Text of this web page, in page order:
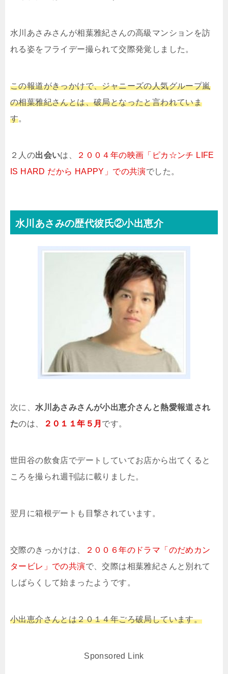
水川あさみさんが相葉雅紀さんの高級マンションを訪
れる姿をフライデー撮られて交際発覚しました。
この報道がきっかけで、ジャニーズの人気グループ嵐
の相葉雅紀さんとは、破局となったと言われていま
す。
２人の出会いは、
２００４年の映画「ピカ☆ンチ LIFE
IS HARD だから HAPPY」での共演でした。
水川あさみの歴代彼氏②小出恵介
次に、 水川あさみさんが小出恵介さんと熱愛報道され
たのは、 ２０１１年５月 です。
世田谷の飲食店でデートしていてお店から出てくると
ころを撮られ週刊誌に載りました。
翌月に箱根デートも目撃されています。
交際のきっかけは、
２００６年のドラマ「のだめカン
タービレ」での共演で、交際は相葉雅紀さんと別れて
しばらくして始まったようです。
小出恵介さんとは２０１４年ごろ破局しています。
Sponsored Link